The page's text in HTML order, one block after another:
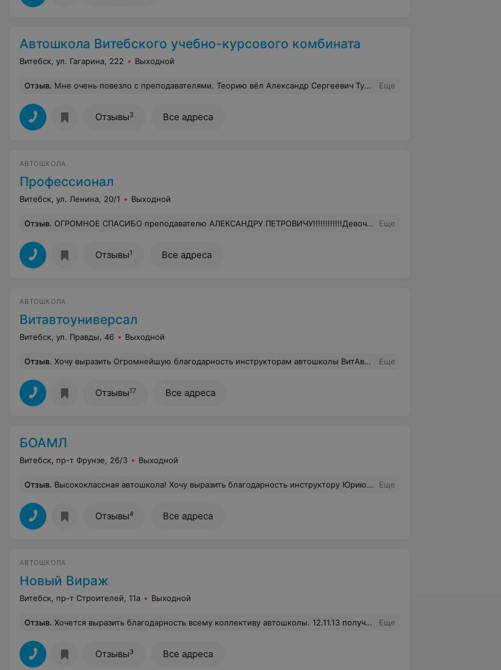
Автошкола Витебского учебно-курсового комбината
Витебск, ул. Гагарина, 222 Выходной
Отзыв. Мне очень повезло с преподавателями. Теорию вёл Александр Сергеевич Турутин, прекрасный человек, умудрённый жизненным опытом специалист. Любая тема занятий, доведённая им до курсантов, становилась понятной и запоминалась легко. Премудрости вождения училась у Сергея Григорьевича Виноградова,человека с невероятной выдержкой и спокойствием, водителя экстра-класса, очень уважительно относящегося к своим подопечным. Качество полученных курсантами знаний и навыков контролировал завуч Игорь Владимирович Бодяко. Строгий, но справедливый, тонкий психолог, обладающий удивительной способностью снять излишнее волнение у сдающих экзамены... Вчера получила удостоверение водителя! Еще
Отзывы3 Все адреса
АВТОШКОЛА
Профессионал
Витебск, ул. Ленина, 20/1 Выходной
Отзыв. ОГРОМНОЕ СПАСИБО преподавателю АЛЕКСАНДРУ ПЕТРОВИЧУ!!!!!!!!!!!!Девочки если хотите знать и понимать-вам к нему!!!!!!!!!!!АЛЕКСАНДР ПЕТРОВИЧ СПАСИБО! Еще
Отзывы1 Все адреса
АВТОШКОЛА
Витавтоуниверсал
Витебск, ул. Правды, 46 Выходной
Отзыв. Хочу выразить Огромнейшую благодарность инструкторам автошколы ВитАвтоУниверсал! В особенности Круглякову В.А.! Спасибо за ваше терпение, понимание и вашу помощь. Еще
Отзывы17 Все адреса
БОАМЛ
Витебск, пр-т Фрунзе, 26/3 Выходной
Отзыв. Высококлассная автошкола! Хочу выразить благодарность инструктору Юрию Федоровичу и преподавателю Дмитрию Алексеевичу за высокий уровень подготовки водителей. Сдал ГАИ с первого раза 20.12.2017 Еще
Отзывы4 Все адреса
АВТОШКОЛА
Новый Вираж
Витебск, пр-т Строителей, 11а Выходной
Отзыв. Хочется выразить благодарность всему коллективу автошколы. 12.11.13 получила права, сдала с первого раза без проблем. Атмосфера на занятиях всегда доброжелательная, теория объясняется доступно - спасибо Александру Станиславовичу. Отдельная благодарность инструктору - Власову Павлу Владимировичу за профессионализм, терпение и тактичность. Еще
Отзывы3 Все адреса